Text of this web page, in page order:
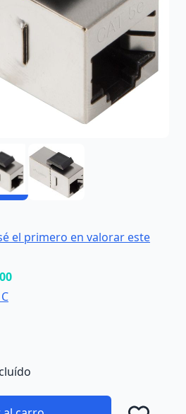
el primero en valorar este